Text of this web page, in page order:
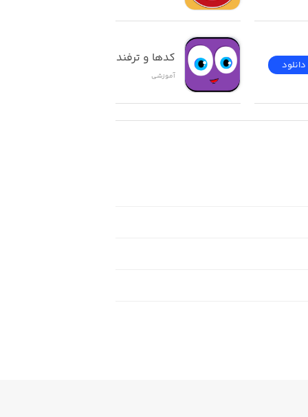
دانلود کدها و ترفندهای ios
آموزشی